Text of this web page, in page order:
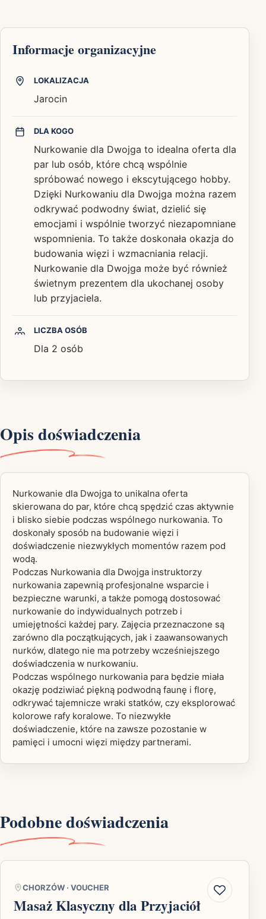
Informacje organizacyjne
LOKALIZACJA
Jarocin
DLA KOGO
Nurkowanie dla Dwojga to idealna oferta dla
par lub osób, które chcą wspólnie
spróbować nowego i ekscytującego hobby.
Dzięki Nurkowaniu dla Dwojga można razem
odkrywać podwodny świat, dzielić się
emocjami i wspólnie tworzyć niezapomniane
wspomnienia. To także doskonała okazja do
budowania więzi i wzmacniania relacji.
Nurkowanie dla Dwojga może być również
świetnym prezentem dla ukochanej osoby
lub przyjaciela.
LICZBA OSÓB
Dla 2 osób
Opis doświadczenia
Nurkowanie dla Dwojga to unikalna oferta
skierowana do par, które chcą spędzić czas aktywnie
i blisko siebie podczas wspólnego nurkowania. To
doskonały sposób na budowanie więzi i
doświadczenie niezwykłych momentów razem pod
wodą.
Podczas Nurkowania dla Dwojga instruktorzy
nurkowania zapewnią profesjonalne wsparcie i
bezpieczne warunki, a także pomogą dostosować
nurkowanie do indywidualnych potrzeb i
umiejętności każdej pary. Zajęcia przeznaczone są
zarówno dla początkujących, jak i zaawansowanych
nurków, dlatego nie ma potrzeby wcześniejszego
doświadczenia w nurkowaniu.
Podczas wspólnego nurkowania para będzie miała
okazję podziwiać piękną podwodną faunę i florę,
odkrywać tajemnicze wraki statków, czy eksplorować
kolorowe rafy koralowe. To niezwykłe
doświadczenie, które na zawsze pozostanie w
pamięci i umocni więzi między partnerami.
Podobne doświadczenia
CHORZÓW · VOUCHER
Masaż Klasyczny dla Przyjaciół